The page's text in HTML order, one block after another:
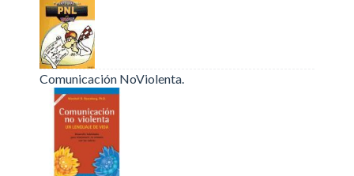
Comunicación NoViolenta.